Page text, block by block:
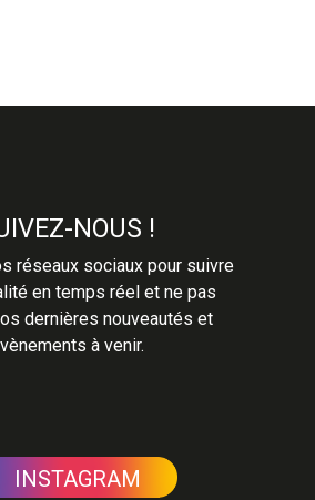
NOUS !
réseaux sociaux pour suivre
en temps réel et ne pas
dernières nouveautés et
à venir.
INSTAGRAM